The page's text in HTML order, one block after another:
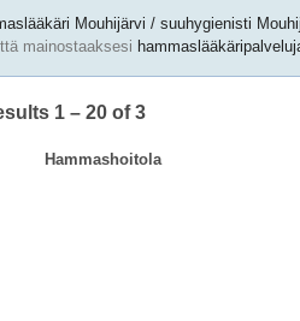
Mouhijärvi / suuhygienisti
mainostaaksesi
1 – 20 of 3
Hammashoitola